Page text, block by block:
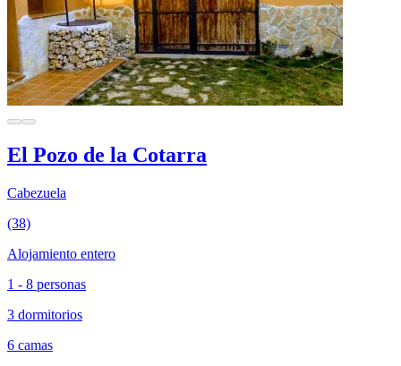
El Pozo de la Cotarra
Cabezuela
(38)
Alojamiento entero
1 - 8 personas
3 dormitorios
6 camas